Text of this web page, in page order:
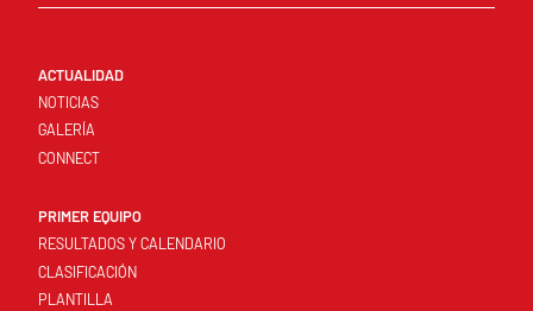
ACTUALIDAD
NOTICIAS
GALERÍA
CONNECT
PRIMER EQUIPO
RESULTADOS Y CALENDARIO
CLASIFICACIÓN
PLANTILLA